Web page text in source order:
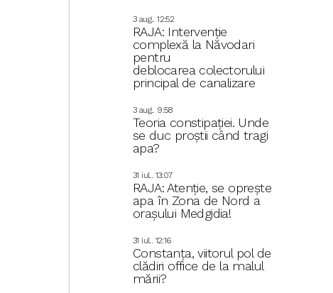
3 aug.. 12:52
RAJA: Intervenție
complexă la Năvodari
pentru
deblocarea colectorului
principal de canalizare
3 aug.. 9:58
Teoria constipației. Unde
se duc proștii când tragi
apa?
31 iul.. 13:07
RAJA: Atenție, se oprește
apa în Zona de Nord a
orașului Medgidia!
31 iul.. 12:16
Constanța, viitorul pol de
clădiri office de la malul
mării?